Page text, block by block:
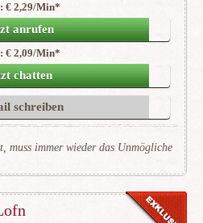
€ 2,29/Min*
anrufen
€ 2,09/Min*
chatten
schreiben
muss immer wieder das Unmögliche